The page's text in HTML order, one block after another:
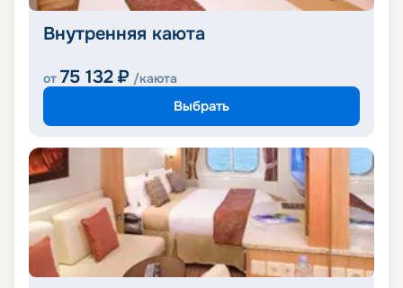
Внутренняя каюта
от 75 132 ₽ /каюта
Выбрать